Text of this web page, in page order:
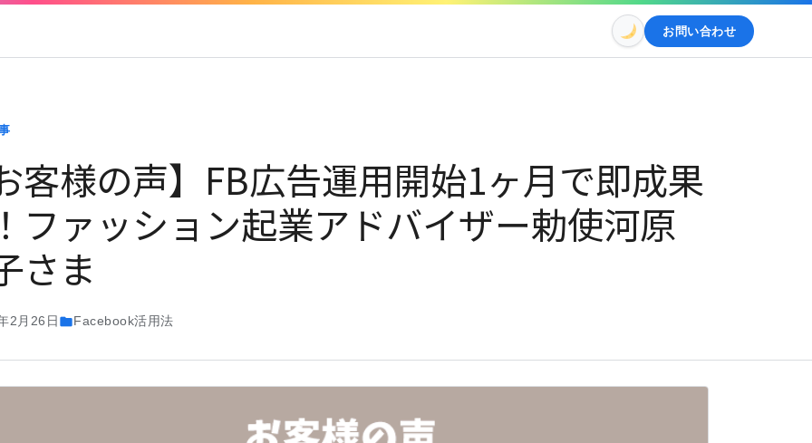
お問い合わせ
客様の声】FB広告運用開始1ヶ月で即成果
ファッション起業アドバイザー勅使河原
さま
2月26日folderFacebook活用法